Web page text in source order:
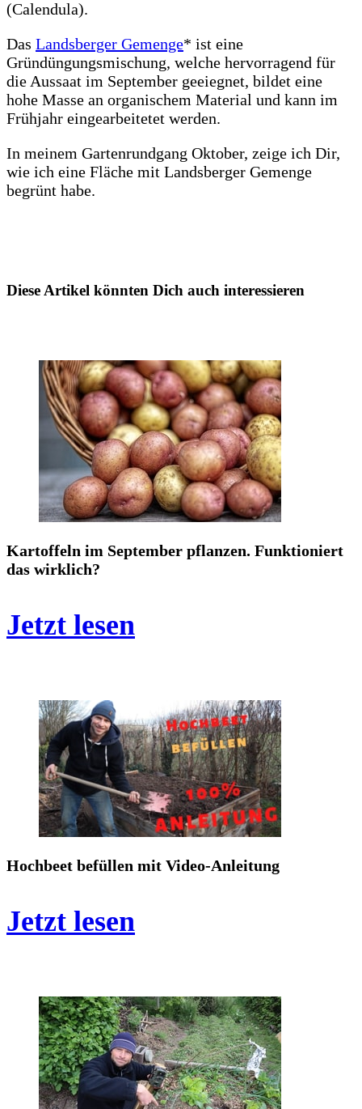
(Calendula).
Das Landsberger Gemenge* ist eine
Gründüngungsmischung, welche hervorragend für
die Aussaat im September geeiegnet, bildet eine
hohe Masse an organischem Material und kann im
Frühjahr eingearbeitetet werden.
In meinem Gartenrundgang Oktober, zeige ich Dir,
wie ich eine Fläche mit Landsberger Gemenge
begrünt habe.
Diese Artikel könnten Dich auch interessieren
Kartoffeln im September pflanzen. Funktioniert
das wirklich?
Jetzt lesen
Hochbeet befüllen mit Video-Anleitung
Jetzt lesen